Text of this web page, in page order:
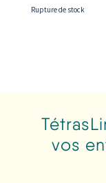
Rupture de stock
vos